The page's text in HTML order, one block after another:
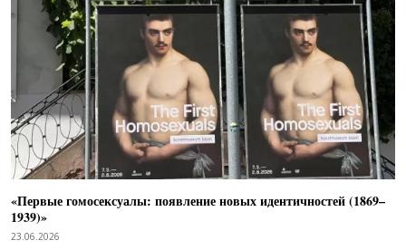
«Первые гомосексуалы: появление новых идентичностей (1869–
1939)»
23.06.2026